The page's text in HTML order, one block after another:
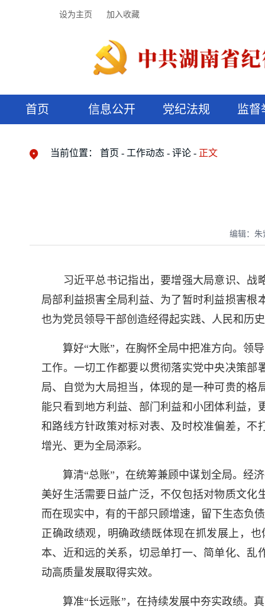
设为主页 加入收藏
首页 信息公开 党纪法规 监督
当前位置： 首页 工作动态 评论 正文
编辑：朱
习近平总书记指出，要增强大局意识、战
局部利益损害全局利益、为了暂时利益损害
也为党员领导干部创造经得起实践、人民和历
算好“大账”，在胸怀全局中把准方向。领导
工作。一切工作都要以贯彻落实党中央决策
局、自觉为大局担当，体现的是一种可贵的
能只看到地方利益、部门利益和小团体利益
和路线方针政策对标对表、及时校准偏差，不
增光、更为全局添彩。
算清“总账”，在统筹兼顾中谋划全局。经济
美好生活需要日益广泛，不仅包括对物质文
而在现实中，有的干部只顾增速，留下生态负
正确政绩观，明确政绩既体现在抓发展上，
本、近和远的关系，切忌单打一、简单化、乱
动高质量发展取得实效。
算准“长远账”，在持续发展中夯实政绩。真